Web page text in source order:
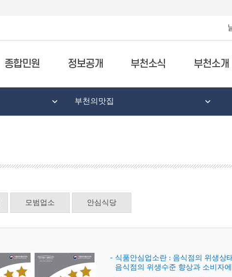
종합민원 정보공개 부천소식 부천소개
부천의맛집
모범업소 안심식당
식품안심업소란 : 음식점의 위생상
음식점의 위생수준 향상과 소비자